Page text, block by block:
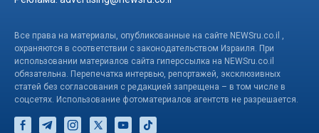
Все права на материалы, опубликованные на сайте NEWSru.co.il ,
охраняются в соответствии с законодательством Израиля. При
использовании материалов сайта гиперссылка на NEWSru.co.il
обязательна. Перепечатка интервью, репортажей, эксклюзивных
статей без согласования с редакцией запрещена – в том числе в
соцсетях. Использование фотоматериалов агентств не разрешается.